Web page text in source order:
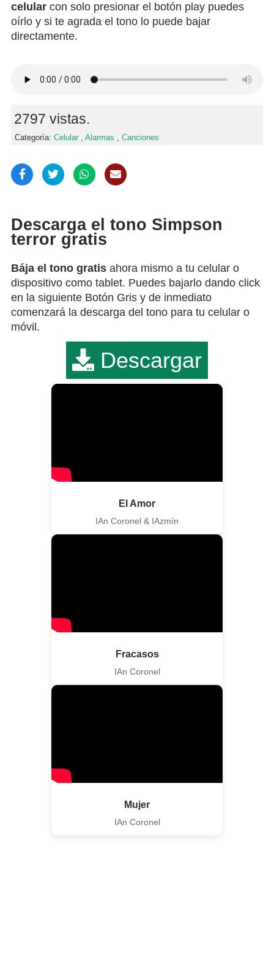
celular con solo presionar el botón play puedes
oírlo y si te agrada el tono lo puede bajar
directamente.
2797 vistas.
Categoría: Celular , Alarmas , Canciones
Descarga el tono Simpson
terror gratis
Bája el tono gratis ahora mismo a tu celular o
dispositivo como tablet. Puedes bajarlo dando click
en la siguiente Botón Gris y de inmediato
comenzará la descarga del tono para tu celular o
móvil.
Descargar
El Amor
IAn Coronel & IAzmín
Fracasos
IAn Coronel
Mujer
IAn Coronel